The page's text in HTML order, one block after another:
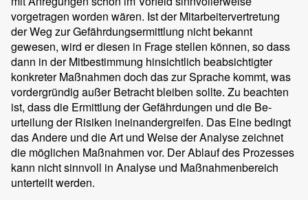
vorgetragen worden wären. Ist der Mitarbeitervertretung
der Weg zur Gefährdungsermittlung nicht bekannt
gewesen, wird er diesen in Frage stellen können, so dass
dann in der Mitbestimmung hinsichtlich beabsichtigter
konkreter Maßnahmen doch das zur Sprache kommt, was
vordergründig außer Betracht bleiben sollte. Zu beachten
ist, dass die Ermittlung der Gefährdungen und die Be-
urteilung der Risiken ineinandergreifen. Das Eine bedingt
das Andere und die Art und Weise der Analyse zeichnet
die möglichen Maßnahmen vor. Der Ablauf des Prozesses
kann nicht sinnvoll in Analyse und Maßnahmenbereich
unterteilt werden.